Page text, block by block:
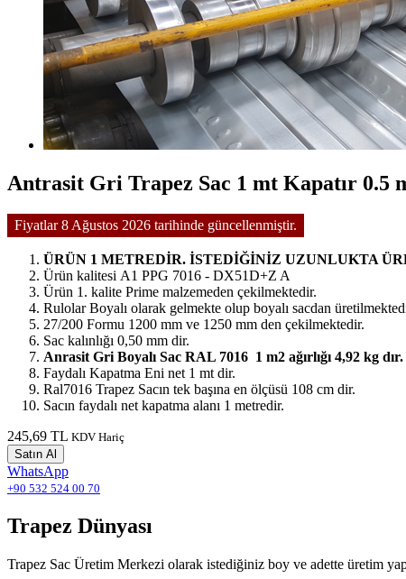
Antrasit Gri Trapez Sac 1 mt Kapatır 0.5
Fiyatlar 8 Ağustos 2026 tarihinde güncellenmiştir.
ÜRÜN 1 METREDİR. İSTEDİĞİNİZ UZUNLUKTA
Ürün kalitesi A1 PPG 7016 - DX51D+Z A
Ürün 1. kalite Prime malzemeden çekilmektedir.
Rulolar Boyalı olarak gelmekte olup boyalı sacdan
27/200 Formu 1200 mm ve 1250 mm den çekilmektedir.
Sac kalınlığı 0,50 mm dir.
Anrasit Gri Boyalı Sac RAL 7016 1 m2 ağırlığı 4,92 kg dır.
Faydalı Kapatma Eni net 1 mt dir.
Ral7016 Trapez Sacın tek başına en ölçüsü 108 cm dir.
Sacın faydalı net kapatma alanı 1 metredir.
245,69 TL KDV Hariç
Satın Al
WhatsApp
+90 532 524 00 70
Trapez Dünyası
Trapez Sac Üretim Merkezi olarak istediğiniz boy ve adette üretim